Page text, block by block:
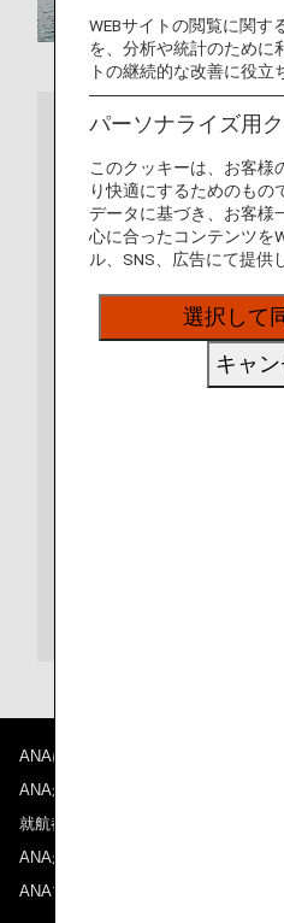
さらに詳しくは
ANAについて
ANAからのお知らせ
就航都市
ANAがお約束する体験
ANAマイレージクラブ
WEBサイトの閲覧に関す
を、分析や統計のために
トの継続的な改善に役立
パーソナライズ用
このクッキーは、お客様
り快適にするためのもの
データに基づき、お客様
心に合ったコンテンツを
ル、SNS、広告にて提供
選択して
キャ